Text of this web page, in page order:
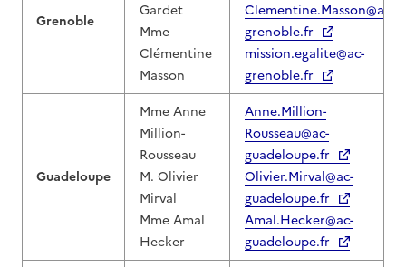
Grenoble
Gardet
Mme
Clémentine
Masson
Clementine.Masson@ac-
grenoble.fr
mission.egalite@ac-
grenoble.fr
Guadeloupe
Mme Anne
Million-
Rousseau
M. Olivier
Mirval
Mme Amal
Hecker
Anne.Million-
Rousseau@ac-
guadeloupe.fr
Olivier.Mirval@ac-
guadeloupe.fr
Amal.Hecker@ac-
guadeloupe.fr